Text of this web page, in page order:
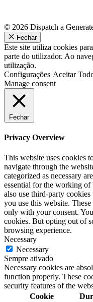
© 2026 Dispatch a
Fechar
Este site utiliza cookies
parte do utilizador. Ao
utilização.
Configurações Aceitar
Manage consent
Fechar
Privacy Overview
This website uses cookies
navigate through the
categorized as necessary
essential for the working
also use third-party
you use this website.
only with your consent.
cookies. But opting out of
browsing experience.
Necessary
Necessary
Sempre ativado
Necessary cookies are
function properly. These
security features of the
Cookie